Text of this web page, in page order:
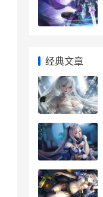
经典文章